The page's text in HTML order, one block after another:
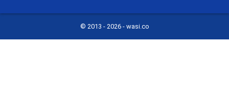
© 2013 - 2026 - wasi.co